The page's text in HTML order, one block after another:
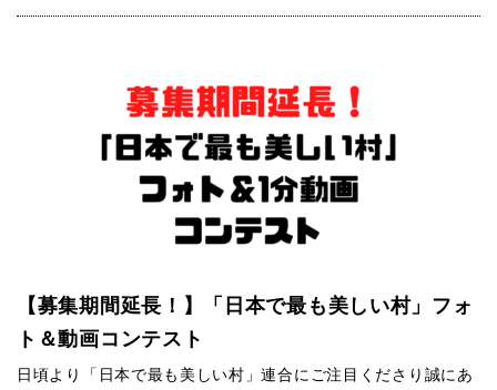
【募集期間延長！】「日本で最も美しい村」フォ
ト＆動画コンテスト
日頃より「日本で最も美しい村」連合にご注目くださり誠にあ